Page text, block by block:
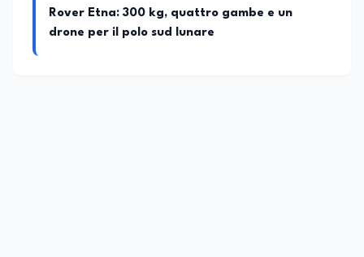
Rover Etna: 300 kg, quattro gambe e un
drone per il polo sud lunare